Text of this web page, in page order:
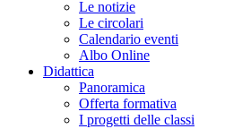
Le notizie
Le circolari
Calendario eventi
Albo Online
Didattica
Panoramica
Offerta formativa
I progetti delle classi